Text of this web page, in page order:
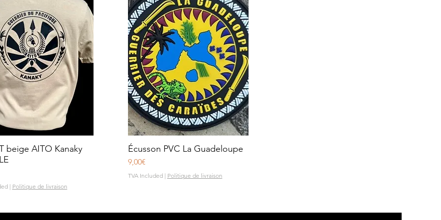
Quick View
beige AITO Kanaky
| Politique de livraison
Quick View
Écusson PVC La Guadeloupe
Price
9,00€
TVA Included| Politique de livraison